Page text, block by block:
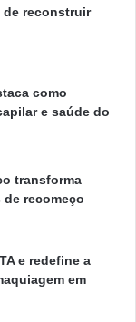
de reconstruir
como
e saúde do
transforma
recomeço
e redefine a
em